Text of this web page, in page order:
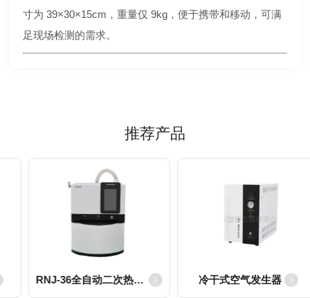
寸为 39×30×15cm，重量仅 9kg，便于携带和移动，可满
足现场检测的需求。
推荐产品
RNJ-36全自动二次热解析仪 冷干式空气发生器